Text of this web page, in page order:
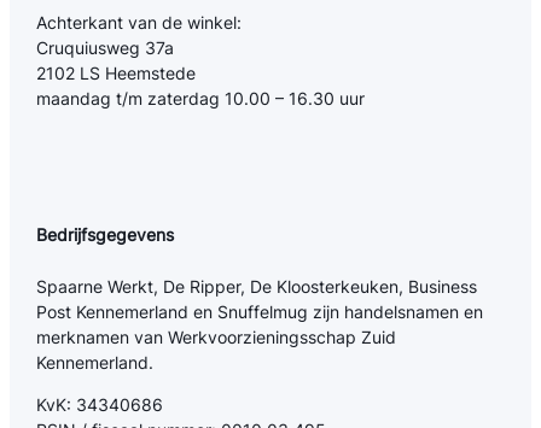
Achterkant van de winkel:
Cruquiusweg 37a
2102 LS Heemstede
maandag t/m zaterdag 10.00 – 16.30 uur
Bedrijfsgegevens
Spaarne Werkt, De Ripper, De Kloosterkeuken, Business
Post Kennemerland en Snuffelmug zijn handelsnamen en
merknamen van Werkvoorzieningsschap Zuid
Kennemerland.
KvK: 34340686